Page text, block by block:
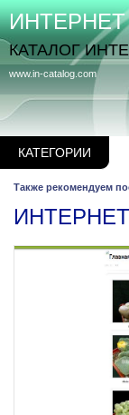
КАТЕГОРИИ
www.in-catalog.com
ИНТЕРНЕТ
КАТАЛОГ
Также рекомендуем